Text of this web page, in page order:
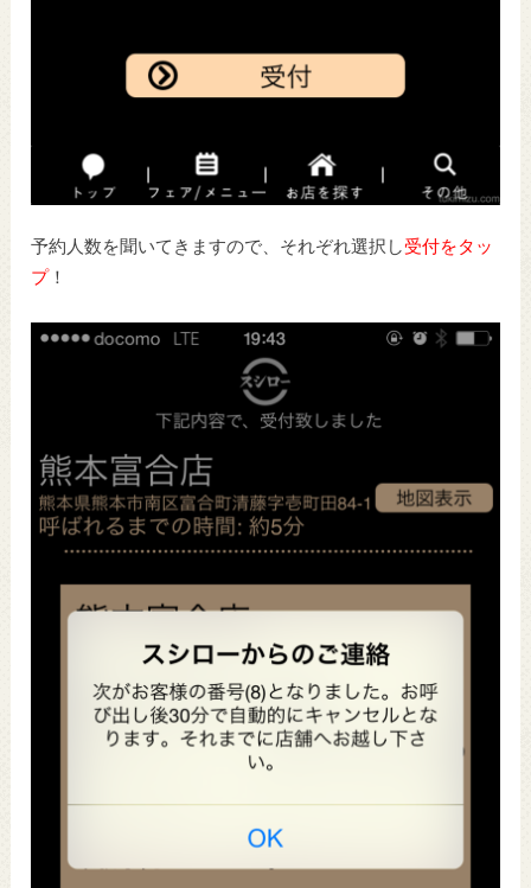
予約人数を聞いてきますので、それぞれ選択し 受付をタッ
プ ！